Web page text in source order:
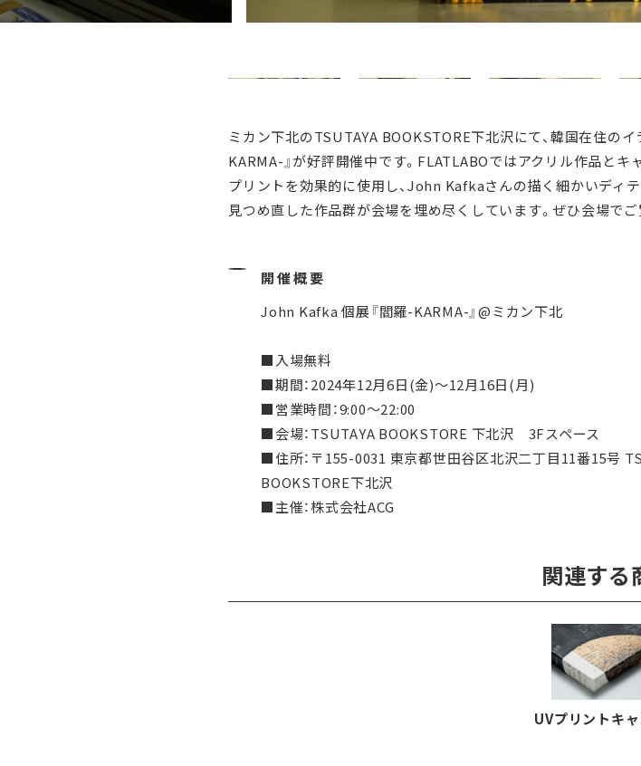
ミカン下北のTSUTAYA BOOKSTORE下北沢にて、韓国在住の
KARMA-』が好評開催中です。FLATLABOではアクリル作品と
プリントを効果的に使用し、John Kafkaさんの描く細かいディ
見つめ直した作品群が会場を埋め尽くしています。ぜひ会場でご
開催概要
John Kafka 個展『閻羅-KARMA-』@ミカン下北
■入場無料
■期間：2024年12月6日(金)～12月16日(月)
■営業時間：9:00～22:00
■会場：TSUTAYA BOOKSTORE 下北沢 3Fスペース
■住所：〒155-0031 東京都世田谷区北沢二丁目11番15号
BOOKSTORE下北沢
■主催：株式会社ACG
関連する
UVプリントキ